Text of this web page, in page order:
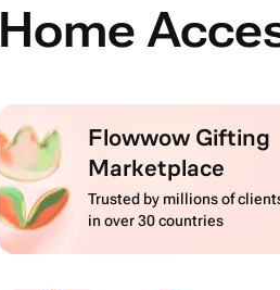
Home
Flowwow Gifting
Marketplace
Trusted by millions of
in over 30 countries